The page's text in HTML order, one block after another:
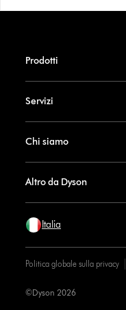
Prodotti
Servizi
Chi siamo
Altro da Dyson
Italia
Politica globale sulla privacy
©Dyson 2026